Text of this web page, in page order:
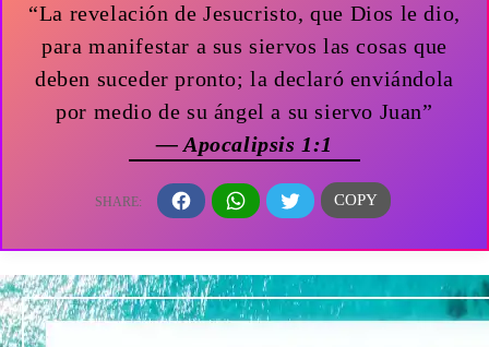
“La revelación de Jesucristo, que Dios le dio,
para manifestar a sus siervos las cosas que
deben suceder pronto; la declaró enviándola
por medio de su ángel a su siervo Juan”
— Apocalipsis 1:1